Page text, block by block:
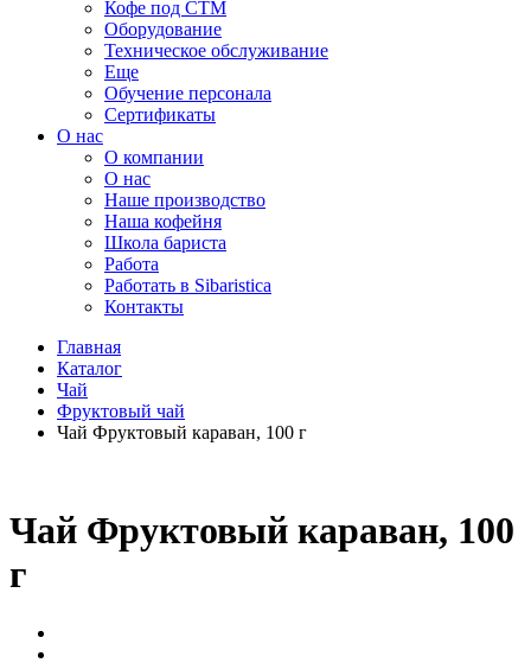
Кофе под СТМ
Оборудование
Техническое обслуживание
Еще
Обучение персонала
Сертификаты
О нас
O компании
О нас
Наше производство
Наша кофейня
Школа бариста
Работа
Работать в Sibaristica
Контакты
Главная
Каталог
Чай
Фруктовый чай
Чай Фруктовый караван, 100 г
Чай Фруктовый караван, 100
г